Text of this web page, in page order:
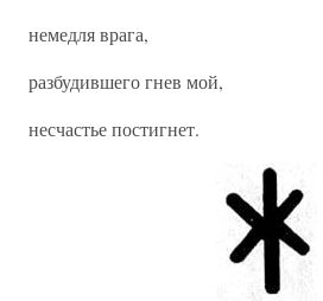
немедля врага,
разбудившего гнев мой,
несчастье постигнет.